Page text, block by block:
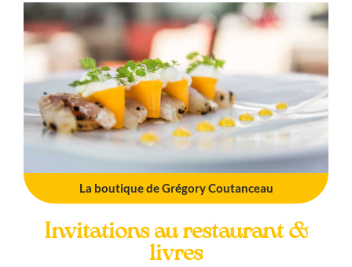
La boutique de Grégory Coutanceau
Invitations au restaurant &
livres